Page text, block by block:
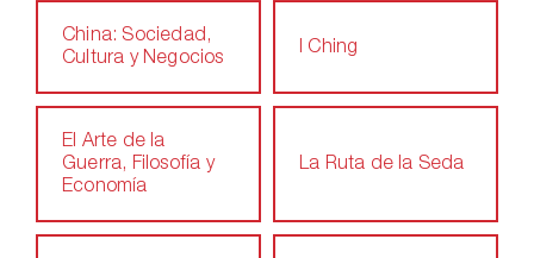
China: Sociedad,
Cultura y Negocios
I Ching
El Arte de la
Guerra, Filosofía y
Economía
La Ruta de la Seda